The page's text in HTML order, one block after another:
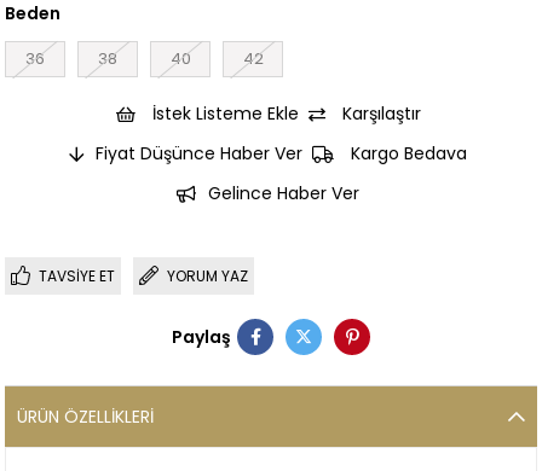
Beden
36 38 40 42
İstek Listeme Ekle
Karşılaştır
Fiyat Düşünce Haber Ver
Kargo Bedava
Gelince Haber Ver
TAVSIYE ET YORUM YAZ
Paylaş
ÜRÜN ÖZELLIKLERI